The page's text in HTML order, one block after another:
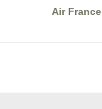
Air France